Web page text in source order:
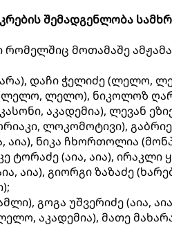
შემადგენლობა
მოთამაშე
დაჩი ჭელიძე (ლელო,
(ლელო, ლელო), ნიკოლოზ
აკადემია), ლევან
ლოკომოტივი),
აია), ნიკა ჩხორთოლია
ტორაძე (აია, აია),
აია), გიორგი ზაზაძე
გოგა უშვერიძე (აია,
აკადემია), მათე